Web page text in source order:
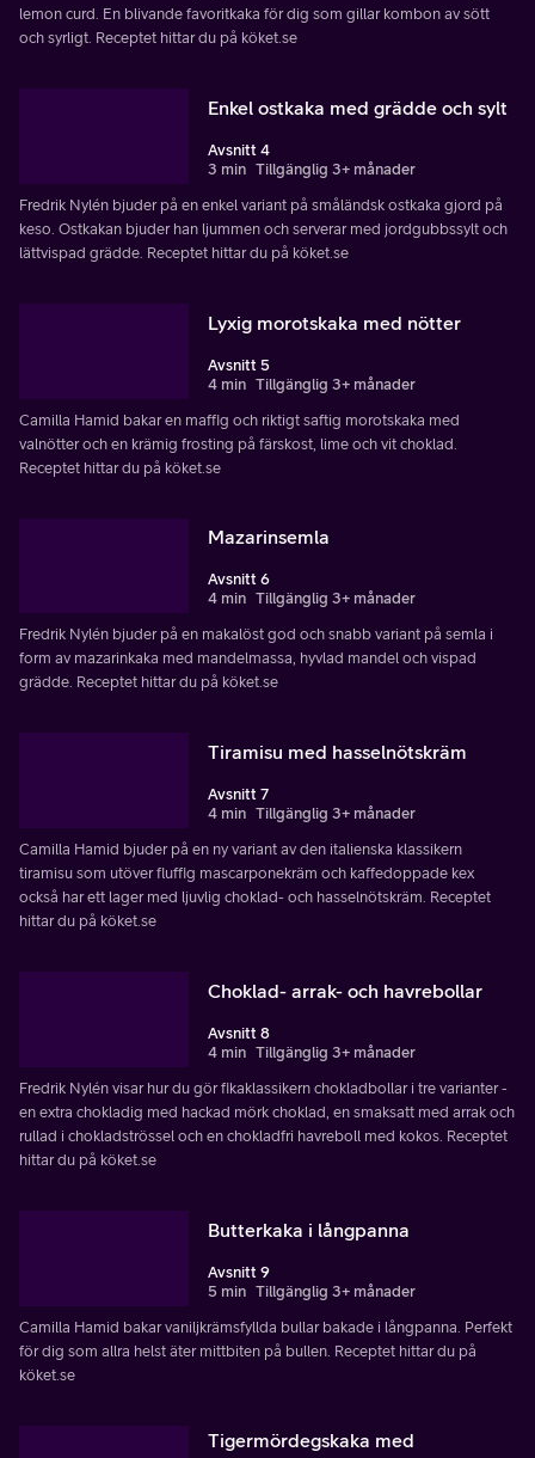
lemon curd. En blivande favoritkaka för dig som gillar kombon av sött
och syrligt. Receptet hittar du på köket.se
Enkel ostkaka med grädde och sylt
Avsnitt 4
3 min Tillgänglig 3+ månader
Fredrik Nylén bjuder på en enkel variant på småländsk ostkaka gjord på
keso. Ostkakan bjuder han ljummen och serverar med jordgubbssylt och
lättvispad grädde. Receptet hittar du på köket.se
Lyxig morotskaka med nötter
Avsnitt 5
4 min Tillgänglig 3+ månader
Camilla Hamid bakar en maffig och riktigt saftig morotskaka med
valnötter och en krämig frosting på färskost, lime och vit choklad.
Receptet hittar du på köket.se
Mazarinsemla
Avsnitt 6
4 min Tillgänglig 3+ månader
Fredrik Nylén bjuder på en makalöst god och snabb variant på semla i
form av mazarinkaka med mandelmassa, hyvlad mandel och vispad
grädde. Receptet hittar du på köket.se
Tiramisu med hasselnötskräm
Avsnitt 7
4 min Tillgänglig 3+ månader
Camilla Hamid bjuder på en ny variant av den italienska klassikern
tiramisu som utöver fluffig mascarponekräm och kaffedoppade kex
också har ett lager med ljuvlig choklad- och hasselnötskräm. Receptet
hittar du på köket.se
Choklad- arrak- och havrebollar
Avsnitt 8
4 min Tillgänglig 3+ månader
Fredrik Nylén visar hur du gör fikaklassikern chokladbollar i tre varianter -
en extra chokladig med hackad mörk choklad, en smaksatt med arrak och
rullad i chokladströssel och en chokladfri havreboll med kokos. Receptet
hittar du på köket.se
Butterkaka i långpanna
Avsnitt 9
5 min Tillgänglig 3+ månader
Camilla Hamid bakar vaniljkrämsfyllda bullar bakade i långpanna. Perfekt
för dig som allra helst äter mittbiten på bullen. Receptet hittar du på
köket.se
Tigermördegskaka med